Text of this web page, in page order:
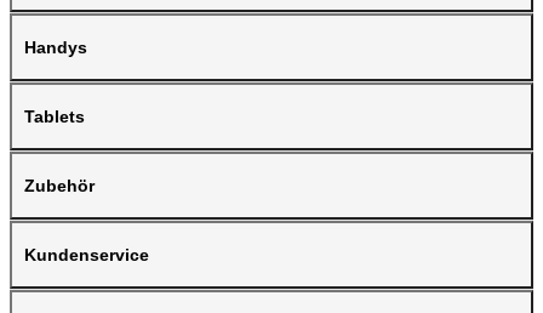
Handys
Tablets
Zubehör
Kundenservice